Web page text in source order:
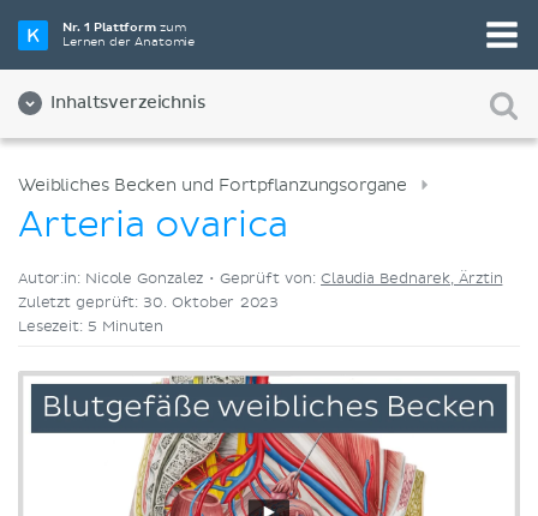
Nr. 1 Plattformzum
Lernen der Anatomie
Inhaltsverzeichnis
Wähle die beste Lernmethode für dich
Videos
Weibliches Becken und Fortpflanzungsorgane
Arteria ovarica
Autor:in: Nicole Gonzalez • Geprüft von:Claudia Bednarek, Ärztin
Zuletzt geprüft: 30. Oktober 2023
Lesezeit: 5 Minuten